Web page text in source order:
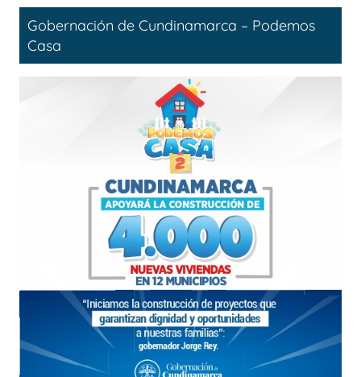
Gobernación de Cundinamarca – Podemos
Casa